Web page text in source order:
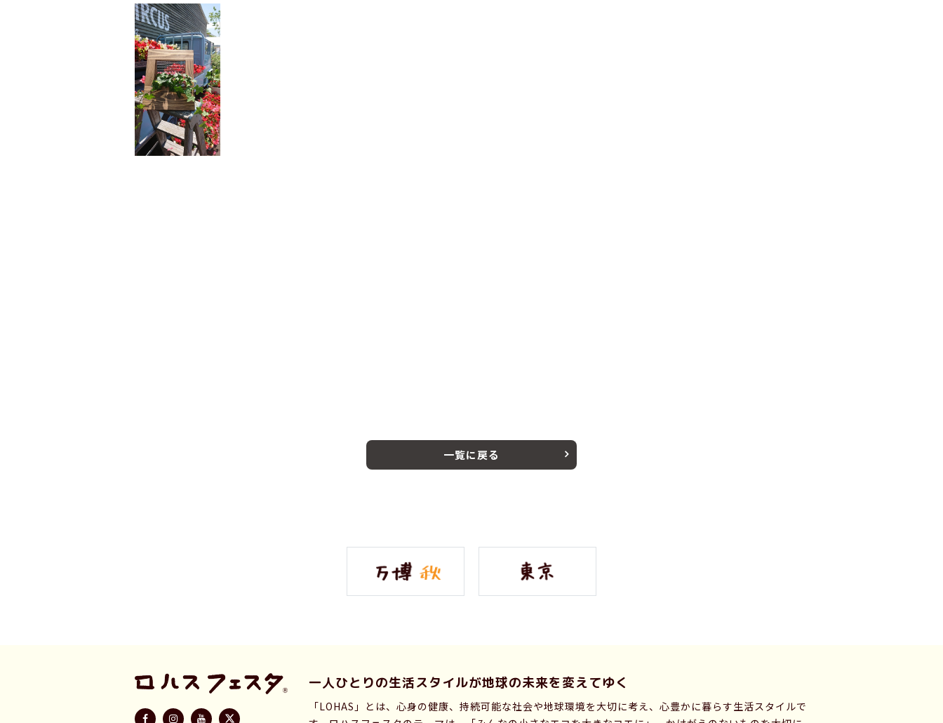
一覧に戻る
一人ひとりの生活スタイルが地球の未来を変えてゆく
「LOHAS」とは、心身の健康、持続可能な社会や地球環境を大切に考え、心豊かに暮らす生活スタイルで